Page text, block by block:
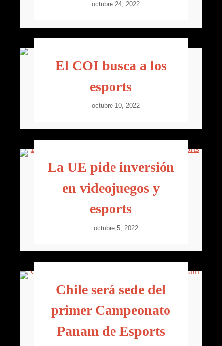
octubre 24, 2022
El COI busca a los
esports
octubre 10, 2022
La UE pide inversión
en videojuegos y
esports
octubre 5, 2022
Chile será sede del
primer Campeonato
Panam de Esports